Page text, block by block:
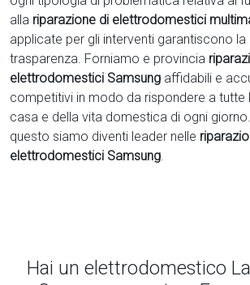
alla riparazione di elettrodomestici
applicate per gli interventi garantiscono
trasparenza. Forniamo e provincia
elettrodomestici Samsung affidabili e
competitivi in modo da rispondere a tutte
casa e della vita domestica di ogni
questo siamo diventi leader nelle
elettrodomestici Samsung.
Hai un elettrodomestico